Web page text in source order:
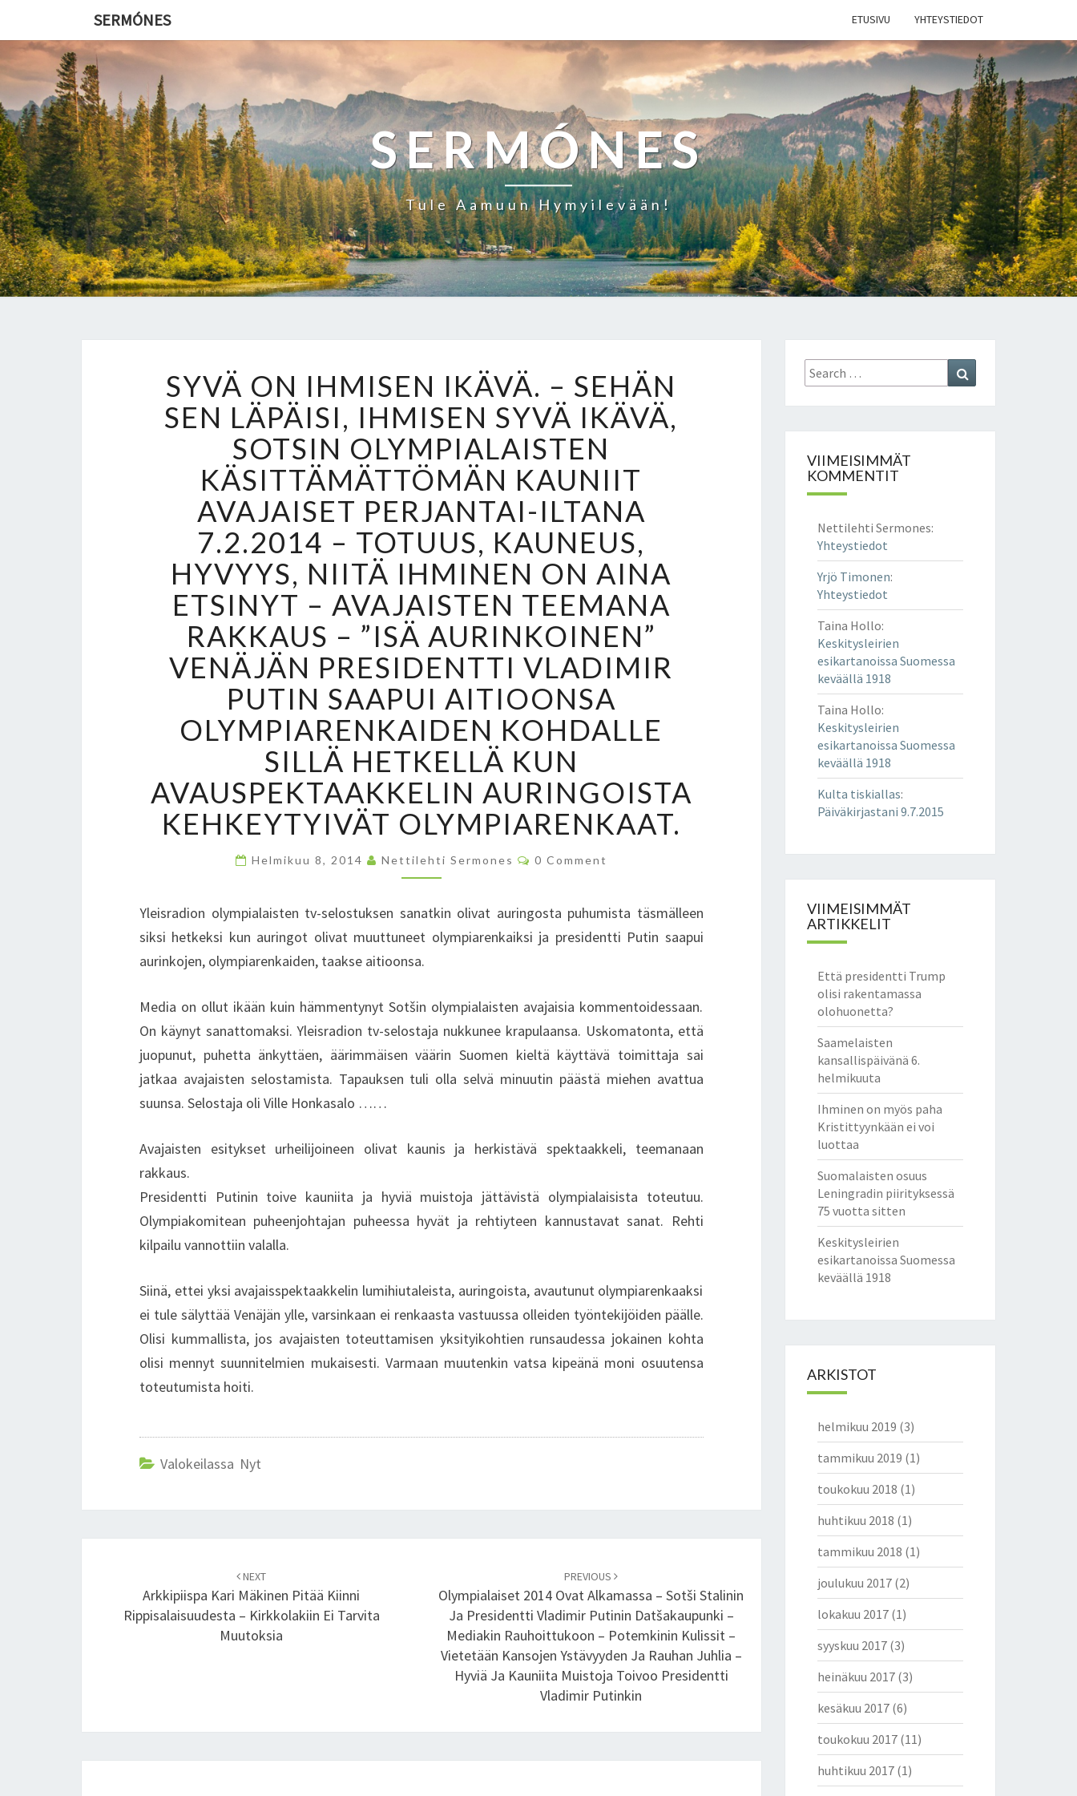
SERMÓNES ETUSIVU YHTEYSTIEDOT
SERMÓNES
Tule Aamuun Hymyilevään!
Y
V
Ä
O
N
I
H
M
I
S
E
N
K
Ä
V
Ä
.
–
S
E
H
S
N
Ä
P
I
S
I
,
I
I
N
S
Ä
Ä
V
I
I
SYVÄ ON IHMISEN IKÄVÄ. – SEHÄN
SEN LÄPÄISI, IHMISEN SYVÄ IKÄVÄ,
SOTSIN OLYMPIALAISTEN
KÄSITTÄMÄTTÖMÄN KAUNIIT
AVAJAISET PERJANTAI-ILTANA
7.2.2014 – TOTUUS, KAUNEUS,
HYVYYS, NIITÄ IHMINEN ON AINA
ETSINYT – AVAJAISTEN TEEMANA
RAKKAUS – ”ISÄ AURINKOINEN”
VENÄJÄN PRESIDENTTI VLADIMIR
PUTIN SAAPUI AITIOONSA
OLYMPIARENKAIDEN KOHDALLE
SILLÄ HETKELLÄ KUN
AVAUSPEKTAAKKELIN AURINGOISTA
KEHKEYTYIVÄT OLYMPIARENKAAT.
Helmikuu 8, 2014 Nettilehti Sermones
C
O
N
T
S
0 Comment
Yleisradion olympialaisten tv-selostuksen sanatkin olivat auringosta puhumista täsmälleen
siksi hetkeksi kun auringot olivat muuttuneet olympiarenkaiksi ja presidentti Putin saapui
aurinkojen, olympiarenkaiden, taakse aitioonsa.
Media on ollut ikään kuin hämmentynyt Sotšin olympialaisten avajaisia kommentoidessaan.
On käynyt sanattomaksi. Yleisradion tv-selostaja nukkunee krapulaansa. Uskomatonta, että
juopunut, puhetta änkyttäen, äärimmäisen väärin Suomen kieltä käyttävä toimittaja sai
jatkaa avajaisten selostamista. Tapauksen tuli olla selvä minuutin päästä miehen avattua
suunsa. Selostaja oli Ville Honkasalo ……
Avajaisten esitykset urheilijoineen olivat kaunis ja herkistävä spektaakkeli, teemanaan
rakkaus.
Presidentti Putinin toive kauniita ja hyviä muistoja jättävistä olympialaisista toteutuu.
Olympiakomitean puheenjohtajan puheessa hyvät ja rehtiyteen kannustavat sanat. Rehti
kilpailu vannottiin valalla.
Siinä, ettei yksi avajaisspektaakkelin lumihiutaleista, auringoista, avautunut olympiarenkaaksi
ei tule sälyttää Venäjän ylle, varsinkaan ei renkaasta vastuussa olleiden työntekijöiden päälle.
Olisi kummallista, jos avajaisten toteuttamisen yksityikohtien runsaudessa jokainen kohta
olisi mennyt suunnitelmien mukaisesti. Varmaan muutenkin vatsa kipeänä moni osuutensa
toteutumista hoiti.
Valokeilassa Nyt
navigation
NEXT
Arkkipiispa Kari Mäkinen Pitää Kiinni
Rippisalaisuudesta – Kirkkolakiin Ei Tarvita
Muutoksia
PREVIOUS
Olympialaiset 2014 Ovat Alkamassa – Sotši Stalinin
Ja Presidentti Vladimir Putinin Datšakaupunki –
Mediakin Rauhoittukoon – Potemkinin Kulissit –
Vietetään Kansojen Ystävyyden Ja Rauhan Juhlia –
Hyviä Ja Kauniita Muistoja Toivoo Presidentti
Vladimir Putinkin
Search
for:
VIIMEISIMMÄT
KOMMENTIT
Nettilehti Sermones:
Yhteystiedot
Yrjö Timonen:
Yhteystiedot
Taina Hollo:
Keskitysleirien
esikartanoissa Suomessa
keväällä 1918
Taina Hollo:
Keskitysleirien
esikartanoissa Suomessa
keväällä 1918
Kulta tiskiallas:
Päiväkirjastani 9.7.2015
VIIMEISIMMÄT
ARTIKKELIT
Että presidentti Trump
olisi rakentamassa
olohuonetta?
Saamelaisten
kansallispäivänä 6.
helmikuuta
Ihminen on myös paha
Kristittyynkään ei voi
luottaa
Suomalaisten osuus
Leningradin piirityksessä
75 vuotta sitten
Keskitysleirien
esikartanoissa Suomessa
keväällä 1918
ARKISTOT
helmikuu 2019 (3)
tammikuu 2019 (1)
toukokuu 2018 (1)
huhtikuu 2018 (1)
tammikuu 2018 (1)
joulukuu 2017(2)
lokakuu 2017(1)
syyskuu 2017(3)
heinäkuu 2017(3)
kesäkuu 2017(6)
toukokuu 2017(11)
huhtikuu 2017(1)